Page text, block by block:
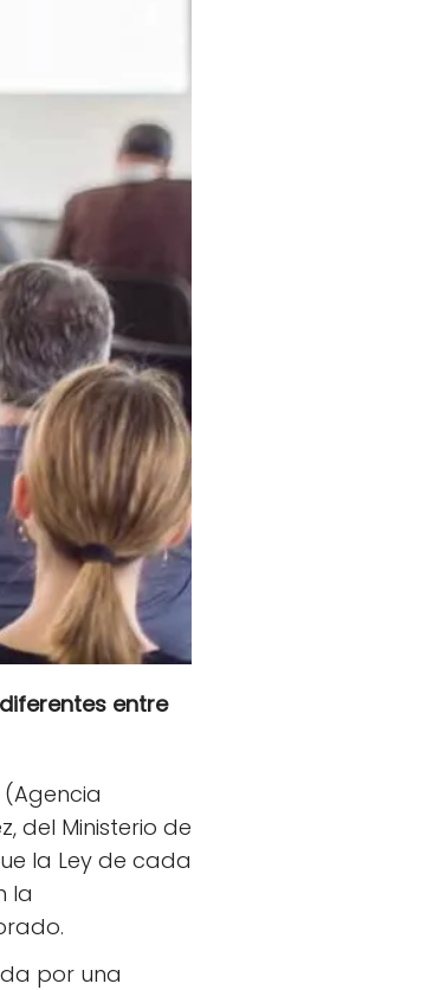
entre
del Ministerio de
la Ley de cada
la
por una